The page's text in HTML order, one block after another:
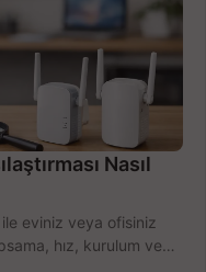
Nasıl
ile eviniz veya ofisiniz
hız, kurulum ve